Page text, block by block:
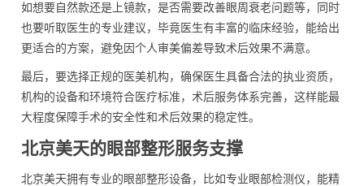
如想要自然款还是上镜款，是否需要改善眼周衰老问题等，同时
也要听取医生的专业建议，毕竟医生有丰富的临床经验，能给出
更适合的方案，避免因个人审美偏差导致术后效果不满意。
最后，要选择正规的医美机构，确保医生具备合法的执业资质，
机构的设备和环境符合医疗标准，术后服务体系完善，这样能最
大程度保障手术的安全性和术后效果的稳定性。
北京美天的眼部整形服务支撑
北京美天拥有专业的眼部整形设备，比如专业眼部检测仪，能精